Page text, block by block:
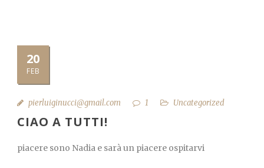
20
FEB
pierluiginucci@gmail.com 1 Uncategorized
CIAO A TUTTI!
piacere sono Nadia e sarà un piacere ospitarvi